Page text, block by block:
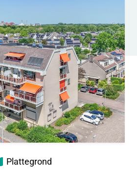
Plattegrond